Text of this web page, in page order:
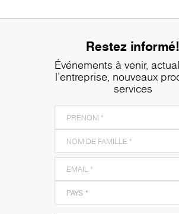
Restez informé!
Événements à venir,
l'entreprise, nouveaux
services